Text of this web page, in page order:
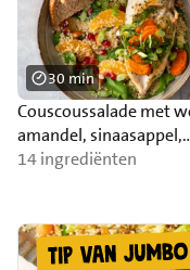
Couscoussalade met
amandel, sinaasappel,
gegrilde kip en brood
14 ingrediënten
30 min